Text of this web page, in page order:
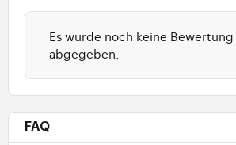
Es wurde noch keine Bewertung
abgegeben.
FAQ